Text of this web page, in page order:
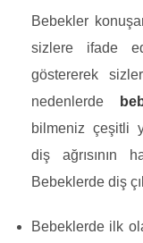
Bebekler
sizlere ifade
göstererek
nedenlerde
bilmeniz çeşitli
diş ağrısının
Bebeklerde diş
Bebeklerde ilk